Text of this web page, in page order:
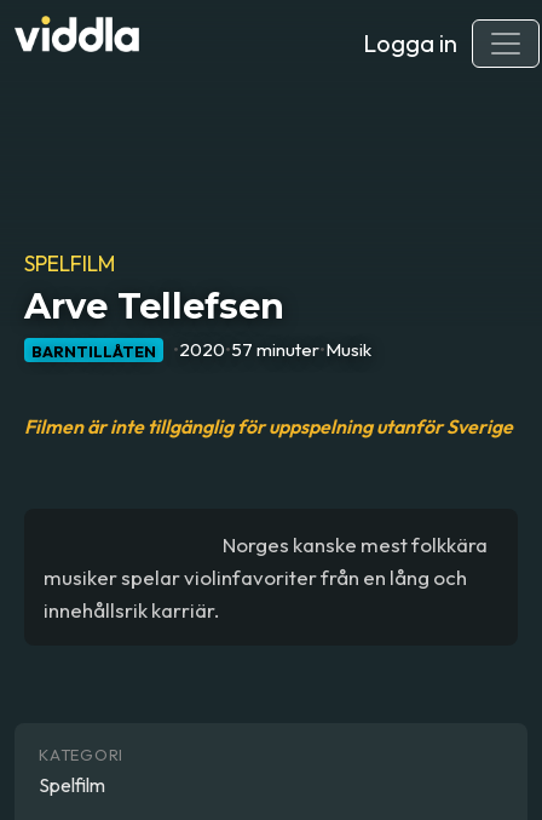
Logga in
SPELFILM
Arve Tellefsen
BARNTILLÅTEN •2020•57 minuter•Musik
Filmen är inte tillgänglig för uppspelning utanför Sverige
Norges kanske mest folkkära
musiker spelar violinfavoriter från en lång och
innehållsrik karriär.
KATEGORI
Spelfilm